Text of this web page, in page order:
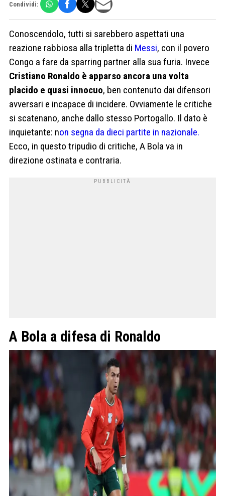
Condividi:
Conoscendolo, tutti si sarebbero aspettati una
reazione rabbiosa alla tripletta di Messi, con il povero
Congo a fare da sparring partner alla sua furia. Invece
Cristiano Ronaldo è apparso ancora una volta
placido e quasi innocuo, ben contenuto dai difensori
avversari e incapace di incidere. Ovviamente le critiche
si scatenano, anche dallo stesso Portogallo. Il dato è
inquietante: non segna da dieci partite in nazionale.
Ecco, in questo tripudio di critiche, A Bola va in
direzione ostinata e contraria.
A Bola a difesa di Ronaldo